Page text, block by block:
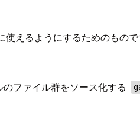
えるようにするためのもの
のファイル群をソース化する